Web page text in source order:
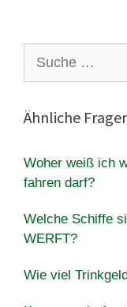
nach:
Ähnliche
Woher weiß ich
fahren darf?
Welche Schiffe
WERFT?
Wie viel